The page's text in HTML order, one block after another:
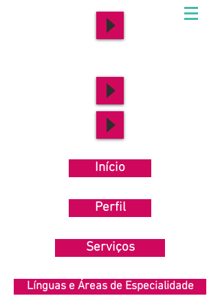
Início
Perfil
Serviços
Línguas e Áreas de Especialidade